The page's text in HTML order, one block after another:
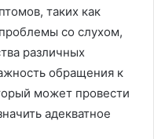
таких как
со слухом,
различных
обращения к
может провести
адекватное